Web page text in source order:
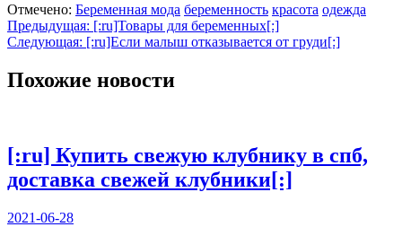
Отмечено: Беременная мода беременность красота одежда
Навигация
по
записям
Предыдущая: [:ru]Товары для беременных[:]
Следующая: [:ru]Если малыш отказывается от груди[:]
Похожие новости
[:ru] Купить свежую клубнику в спб,
доставка свежей клубники[:]
2021-06-28